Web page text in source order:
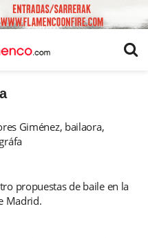
Giménez, bailaora,
propuestas de baile en la
Madrid.